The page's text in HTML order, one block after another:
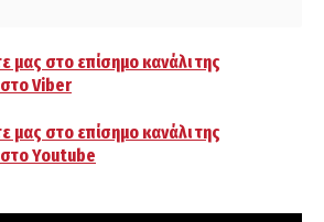
μας στο επίσημο κανάλι της
Viber
μας στο επίσημο κανάλι της
Youtube